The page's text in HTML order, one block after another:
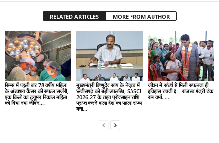
RELATED ARTICLES MORE FROM AUTHOR
सिम्स में पहली बार 78 वर्षीय महिला
के अंडाशय कैंसर की सफल सर्जरी,
एक किलो का ट्यूमर निकाल महिला
को दिया नया जीवन….
मुख्यमंत्री विष्णुदेव साय के नेतृत्व में
छत्तीसगढ़ को बड़ी उपलब्धि, SASCI
2026-27 के तहत प्रोत्साहन राशि
प्राप्त करने वाला देश का पहला राज्य
बना...
जीवन में संघर्ष से मिली सफलता ही
इतिहास रचती है – राजस्व मंत्री टंक
राम वर्मा…..